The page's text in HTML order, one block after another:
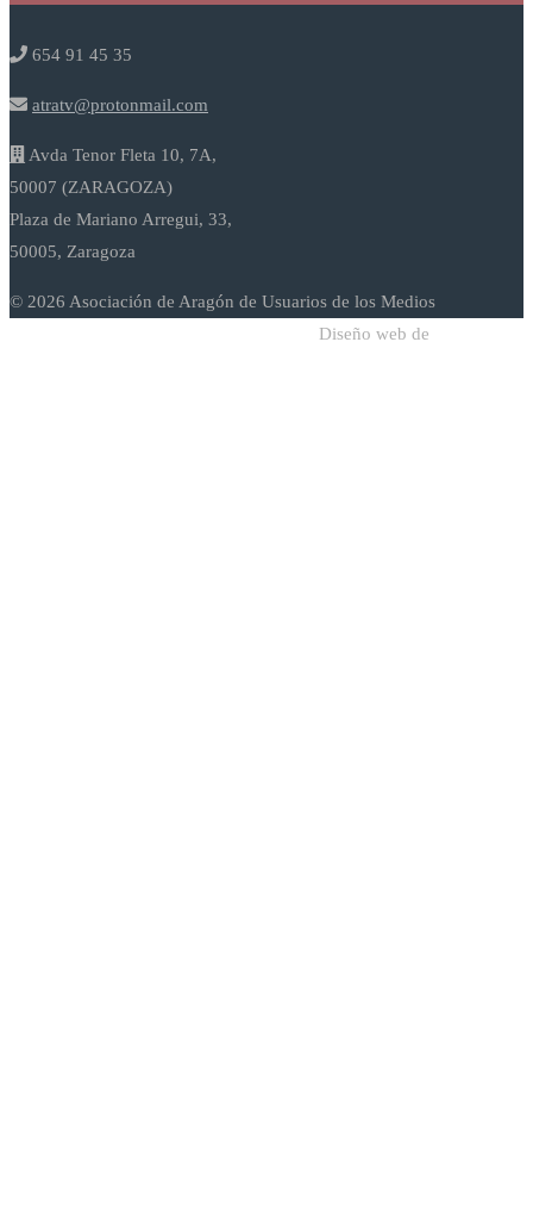
654 91 45 35
atratv@protonmail.com
Avda Tenor Fleta 10, 7A,
50007 (ZARAGOZA)
Plaza de Mariano Arregui, 33,
50005, Zaragoza
© 2026 Asociación de Aragón de Usuarios de los Medios
Diseño web de